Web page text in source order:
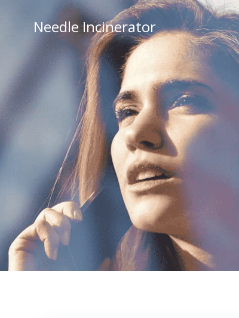
Skip
to
contentNeedle Incinerator